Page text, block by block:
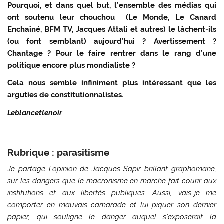
Pourquoi, et dans quel but, l’ensemble des médias qui
ont soutenu leur chouchou (Le Monde, Le Canard
Enchaîné, BFM TV, Jacques Attali et autres) le lâchent-ils
(ou font semblant) aujourd’hui ? Avertissement ?
Chantage ? Pour le faire rentrer dans le rang d’une
politique encore plus mondialiste ?
Cela nous semble infiniment plus intéressant que les
arguties de constitutionnalistes.
Leblancetlenoir
Rubrique : parasitisme
Je partage l’opinion de Jacques Sapir brillant graphomane,
sur les dangers que le macronisme en marche fait courir aux
institutions et aux libertés publiques. Aussi, vais-je me
comporter en mauvais camarade et lui piquer son dernier
papier, qui souligne le danger auquel s’exposerait la